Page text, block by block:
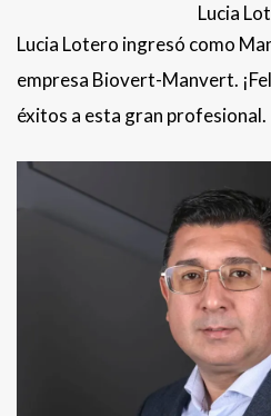
Lucia
Lucia Lotero ingresó como
empresa Biovert-Manvert.
éxitos a esta gran profesional.